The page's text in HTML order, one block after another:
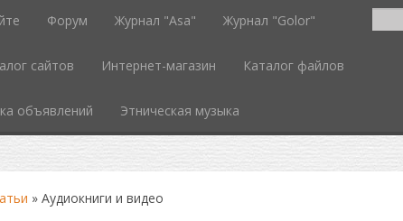
Форум Журнал "Asa" Журнал "Golor"
сайтов Интернет-магазин Каталог файлов
объявлений Этническая музыка
» Аудиокниги и видео